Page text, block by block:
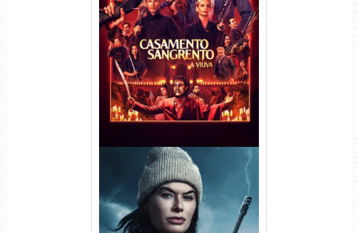
Casamento Sangrento: A
Viúva Torrent (2026) WEB-DL
720p/1080p/4K Dual Áudio